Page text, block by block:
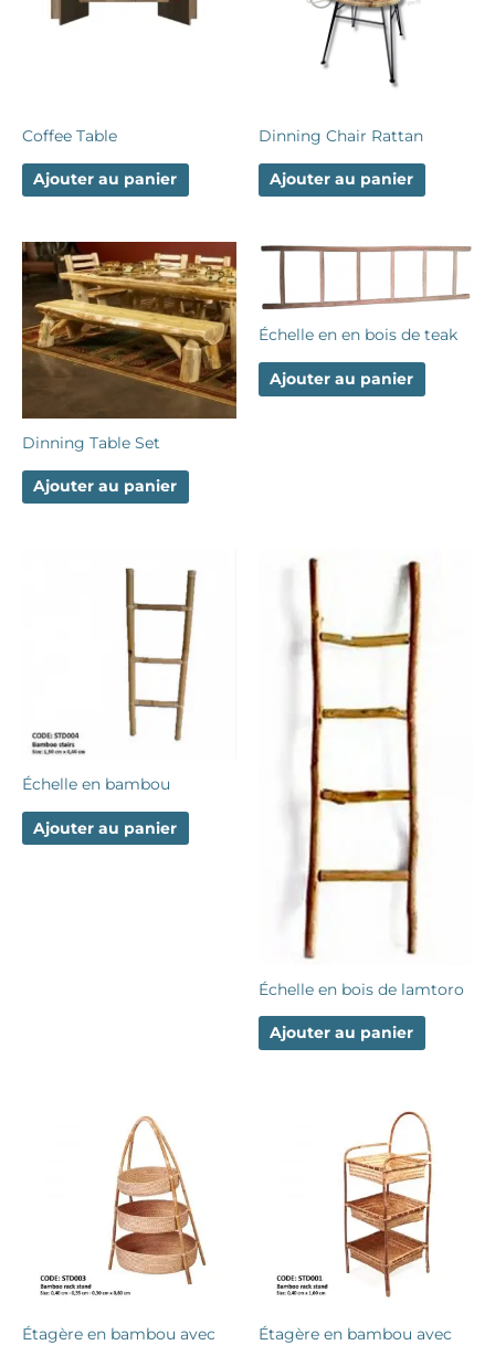
Coffee Table
Ajouter au panier
Dinning Chair Rattan
Ajouter au panier
Dinning Table Set
Ajouter au panier
Échelle en en bois de teak
Ajouter au panier
Échelle en bambou
Ajouter au panier
Échelle en bois de lamtoro
Ajouter au panier
Étagère en bambou avec Étagère en bambou avec